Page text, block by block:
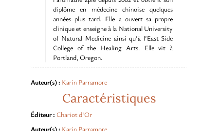
diplôme en médecine chinoise quelques
années plus tard. Elle a ouvert sa propre
clinique et enseigne à la National University
of Natural Medicine ainsi qu’à l’East Side
College of the Healing Arts. Elle vit à
Portland, Oregon.
Auteur(s) : Karin Parramore
Caractéristiques
Éditeur : Chariot d'Or
Auteur(s) : Karin Parramore